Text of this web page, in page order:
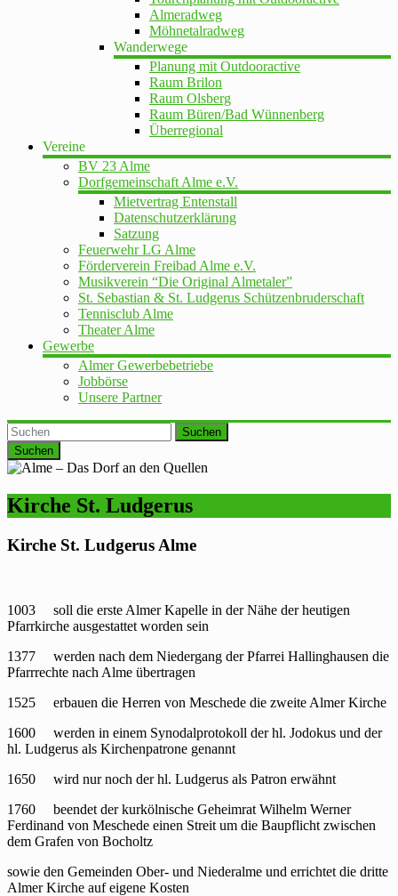
Almeradweg
Möhnetalradweg
Wanderwege
Planung mit Outdooractive
Raum Brilon
Raum Olsberg
Raum Büren/Bad Wünnenberg
Überregional
Vereine
BV 23 Alme
Dorfgemeinschaft Alme e.V.
Mietvertrag Entenstall
Datenschutzerklärung
Satzung
Feuerwehr LG Alme
Förderverein Freibad Alme e.V.
Musikverein “Die Original Almetaler”
St. Sebastian & St. Ludgerus Schützenbruderschaft
Tennisclub Alme
Theater Alme
Gewerbe
Almer Gewerbebetriebe
Jobbörse
Unsere Partner
Suchen
Kirche St. Ludgerus
Kirche St. Ludgerus Alme
1003 soll die erste Almer Kapelle in der Nähe der heutigen
Pfarrkirche ausgestattet worden sein
1377 werden nach dem Niedergang der Pfarrei Hallinghausen die
Pfarrrechte nach Alme übertragen
1525 erbauen die Herren von Meschede die zweite Almer Kirche
1600 werden in einem Synodalprotokoll der hl. Jodokus und der
hl. Ludgerus als Kirchenpatrone genannt
1650 wird nur noch der hl. Ludgerus als Patron erwähnt
1760 beendet der kurkölnische Geheimrat Wilhelm Werner
Ferdinand von Meschede einen Streit um die Baupflicht zwischen
dem Grafen von Bocholtz
sowie den Gemeinden Ober- und Niederalme und errichtet die dritte
Almer Kirche auf eigene Kosten